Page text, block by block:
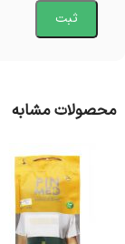
محصولات مشابه